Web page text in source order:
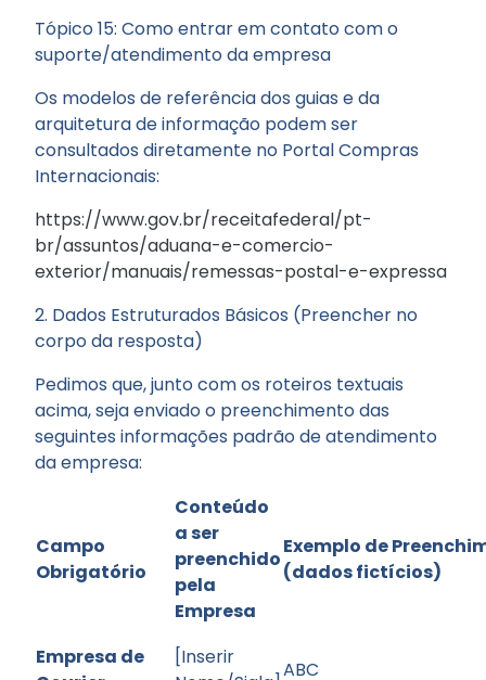
Tópico 15: Como entrar em contato com o
suporte/atendimento da empresa
Os modelos de referência dos guias e da
arquitetura de informação podem ser
consultados diretamente no Portal Compras
Internacionais:
https://www.gov.br/receitafederal/pt-
br/assuntos/aduana-e-comercio-
exterior/manuais/remessas-postal-e-expressa
2. Dados Estruturados Básicos (Preencher no
corpo da resposta)
Pedimos que, junto com os roteiros textuais
acima, seja enviado o preenchimento das
seguintes informações padrão de atendimento
da empresa:
Campo
Obrigatório
Conteúdo
a ser
preenchido
pela
Empresa
Exemplo de
(dados fictícios)
Empresa de
[Inserir
ABC